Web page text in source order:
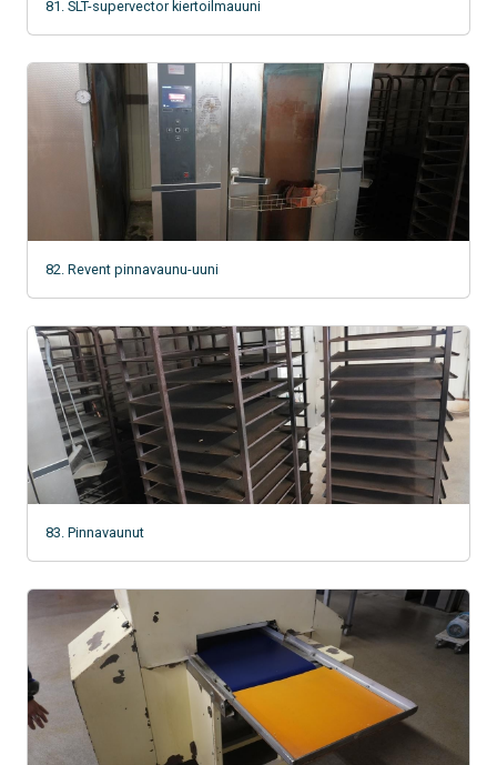
81. SLT-supervector kiertoilmauuni
82. Revent pinnavaunu-uuni
83. Pinnavaunut